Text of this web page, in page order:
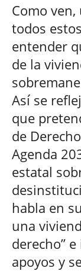
Como
todos
entender
de la
Así se
que
de
Agenda
estatal
habla en
una
derecho”
apoyos y